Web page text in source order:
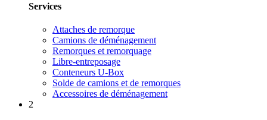
Services
Attaches de remorque
Camions de déménagement
Remorques et remorquage
Libre-entreposage
Conteneurs U-Box
Solde de camions et de remorques
Accessoires de déménagement
2